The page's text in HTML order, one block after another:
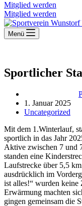
Mitglied werden
Mitglied werden
Menü
Sportlicher
1. Januar 2025
Uncategorized
Mit dem 1.Winterlauf,
sportlich in das Jahr
Aktive zwischen 7 und
standen eine
Laufstrecke über 5,5
ausdrücklich im
ist alles!“ wurden keine
Erwärmung machten
gingen gemeinsam die